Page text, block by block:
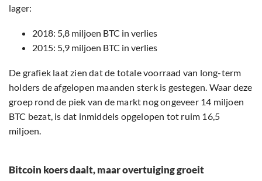
lager:
2018: 5,8 miljoen BTC in verlies
2015: 5,9 miljoen BTC in verlies
De grafiek laat zien dat de totale voorraad van long-term
holders de afgelopen maanden sterk is gestegen. Waar deze
groep rond de piek van de markt nog ongeveer 14 miljoen
BTC bezat, is dat inmiddels opgelopen tot ruim 16,5
miljoen.
Bitcoin koers daalt, maar overtuiging groeit